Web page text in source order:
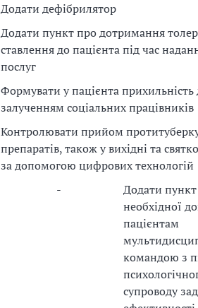
Додати дефібрилятор
Додати пункт про дотримання
ставлення до пацієнта під час
послуг
Формувати у пацієнта прихильність
залученням соціальних працівників
Контролювати прийом
препаратів, також у вихідні та
за допомогою цифрових технологій
-
Додати
необхідної
пацієнтам
командою з
супроводу